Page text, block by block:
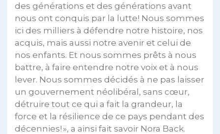
des générations et des générations avant
nous ont conquis par la lutte! Nous sommes
ici des milliers à défendre notre histoire, nos
acquis, mais aussi notre avenir et celui de
nos enfants. Et nous sommes prêts à nous
battre, à faire entendre notre voix et à nous
lever. Nous sommes décidés à ne pas laisser
un gouvernement néolibéral, sans cœur,
détruire tout ce qui a fait la grandeur, la
force et la résilience de ce pays pendant des
décennies! », a ainsi fait savoir Nora Back.